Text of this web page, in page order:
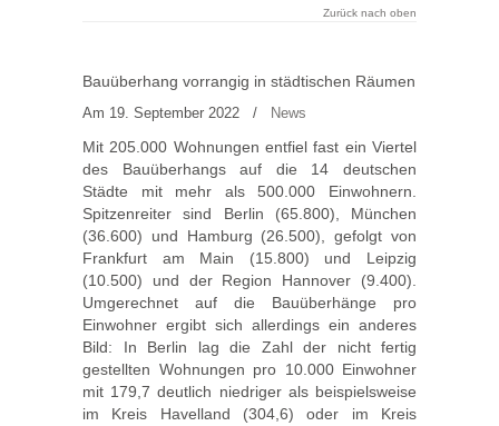
Zurück nach oben
Bauüberhang vorrangig in städtischen Räumen
Am 19. September 2022 / News
Mit 205.000 Wohnungen entfiel fast ein Viertel
des Bauüberhangs auf die 14 deutschen
Städte mit mehr als 500.000 Einwohnern.
Spitzenreiter sind Berlin (65.800), München
(36.600) und Hamburg (26.500), gefolgt von
Frankfurt am Main (15.800) und Leipzig
(10.500) und der Region Hannover (9.400).
Umgerechnet auf die Bauüberhänge pro
Einwohner ergibt sich allerdings ein anderes
Bild: In Berlin lag die Zahl der nicht fertig
gestellten Wohnungen pro 10.000 Einwohner
mit 179,7 deutlich niedriger als beispielsweise
im Kreis Havelland (304,6) oder im Kreis